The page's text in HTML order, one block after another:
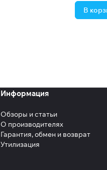
В
Информация
Обзоры и статьи
О производителях
Гарантия, обмен и возврат
Утилизация